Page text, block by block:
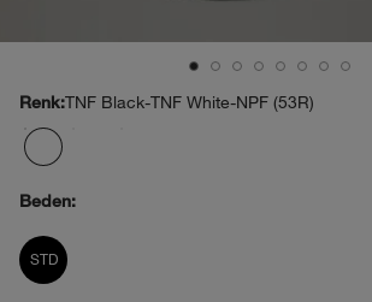
Renk:TNF Black-TNF White-NPF (53R)
Beden:
STD